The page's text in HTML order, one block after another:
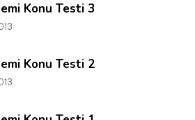
Konu Testi 3
Konu Testi 2